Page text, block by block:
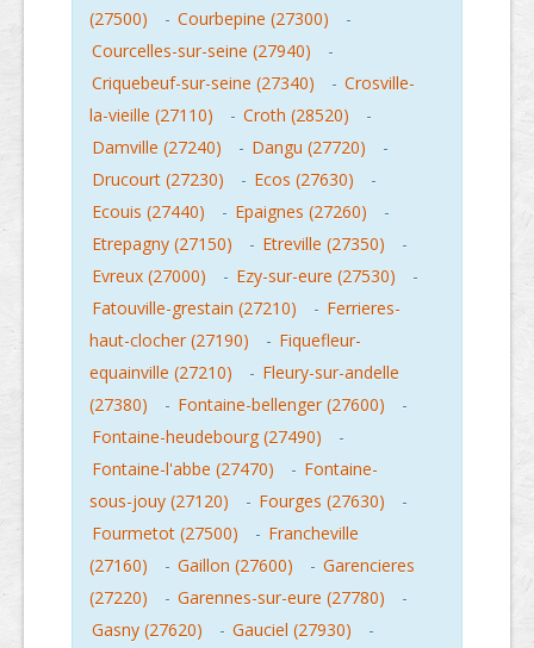
(27500)
- Courbepine (27300)
-
Courcelles-sur-seine (27940)
-
Criquebeuf-sur-seine (27340)
- Crosville-
la-vieille (27110)
- Croth (28520)
-
Damville (27240)
- Dangu (27720)
-
Drucourt (27230)
- Ecos (27630)
-
Ecouis (27440)
- Epaignes (27260)
-
Etrepagny (27150)
- Etreville (27350)
-
Evreux (27000)
- Ezy-sur-eure (27530)
-
Fatouville-grestain (27210)
- Ferrieres-
haut-clocher (27190)
- Fiquefleur-
equainville (27210)
- Fleury-sur-andelle
(27380)
- Fontaine-bellenger (27600)
-
Fontaine-heudebourg (27490)
-
Fontaine-l'abbe (27470)
- Fontaine-
sous-jouy (27120)
- Fourges (27630)
-
Fourmetot (27500)
- Francheville
(27160)
- Gaillon (27600) - Garencieres
(27220)
- Garennes-sur-eure (27780)
-
Gasny (27620)
- Gauciel (27930)
-